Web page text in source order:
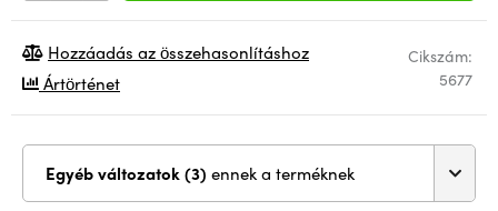
Cikszám:
5677
Hozzáadás az összehasonlításhoz
Ártörténet
Egyéb változatok (3) ennek a terméknek